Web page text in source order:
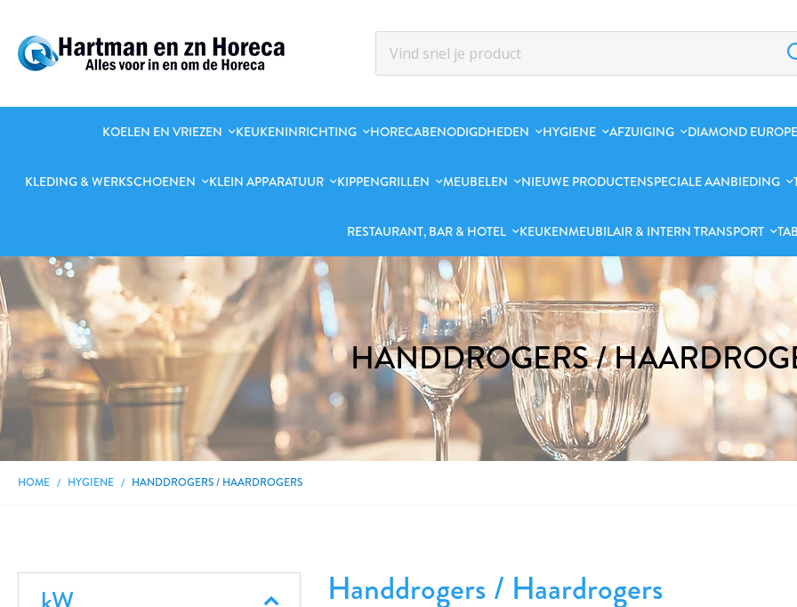
KOELEN EN VRIEZEN KEUKENINRICHTING HORECABENODIGDHEDEN HYGIENE AFZUIGING DIAMOND
KLEDING & WERKSCHOENEN KLEIN APPARATUUR KIPPENGRILLEN MEUBELEN NIEUWE PRODUCTENSPECIALE AANBIEDING
RESTAURANT, BAR & HOTEL KEUKENMEUBILAIR & INTERN TRANSPORT
HANDDROGERS /
HOME HYGIENE HANDDROGERS / HAARDROGERS
Handdrogers / Haardrogers